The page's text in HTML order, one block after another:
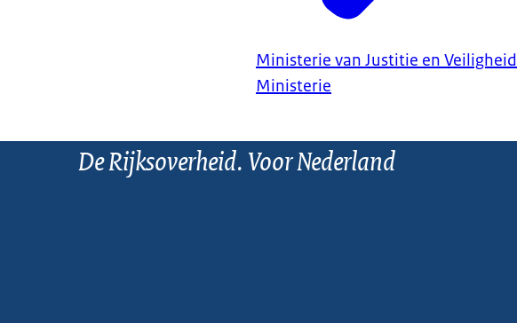
Ministerie van Justitie en Veiligheid
Ministerie
De Rijksoverheid. Voor Nederland